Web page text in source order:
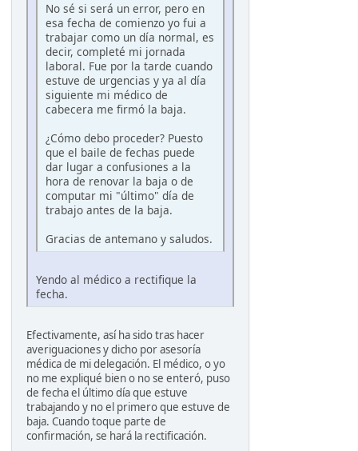
No sé si será un error, pero en
esa fecha de comienzo yo fui a
trabajar como un día normal, es
decir, completé mi jornada
laboral. Fue por la tarde cuando
estuve de urgencias y ya al día
siguiente mi médico de
cabecera me firmó la baja.
¿Cómo debo proceder? Puesto
que el baile de fechas puede
dar lugar a confusiones a la
hora de renovar la baja o de
computar mi "último" día de
trabajo antes de la baja.
Gracias de antemano y saludos.
Yendo al médico a rectifique la
fecha.
Efectivamente, así ha sido tras hacer
averiguaciones y dicho por asesoría
médica de mi delegación. El médico, o yo
no me expliqué bien o no se enteró, puso
de fecha el último día que estuve
trabajando y no el primero que estuve de
baja. Cuando toque parte de
confirmación, se hará la rectificación.